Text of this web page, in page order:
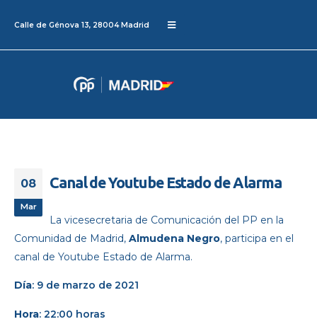
Calle de Génova 13, 28004 Madrid
08
Mar
Canal de Youtube Estado de Alarma
La vicesecretaria de Comunicación del PP en la
Comunidad de Madrid, Almudena Negro, participa en el
canal de Youtube Estado de Alarma.
Día: 9 de marzo de 2021
Hora: 22:00 horas